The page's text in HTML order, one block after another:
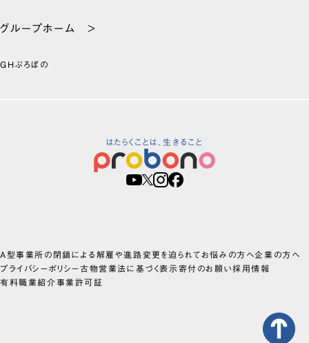
グループホーム >
GHぷろぼの
はたらくことは、生きること
A型事業所の閉鎖による解雇や進路変更を迫られてお悩みの方へ企業の方へ
プライバシーポリシー古物営業法に基づく表示寄付のお願い採用情報
有料職業紹介事業許可証